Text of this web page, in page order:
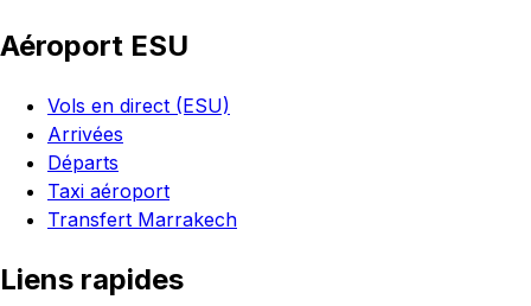
Aéroport ESU
Vols en direct (ESU)
Arrivées
Départs
Taxi aéroport
Transfert Marrakech
Liens rapides